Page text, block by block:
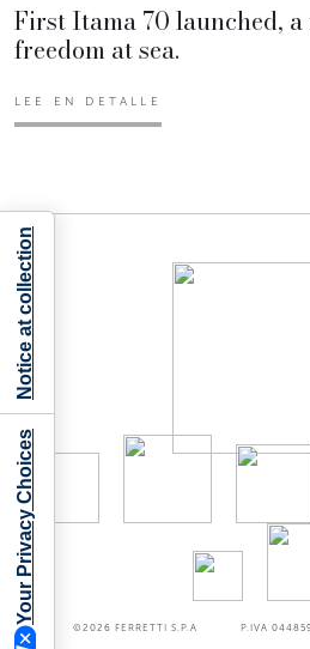
First Itama 70 launched,
freedom at sea.
LEE EN DETALLE
©2026 FERRETTI S.P.A P.IVA
Your Privacy Choices
Notice at collection